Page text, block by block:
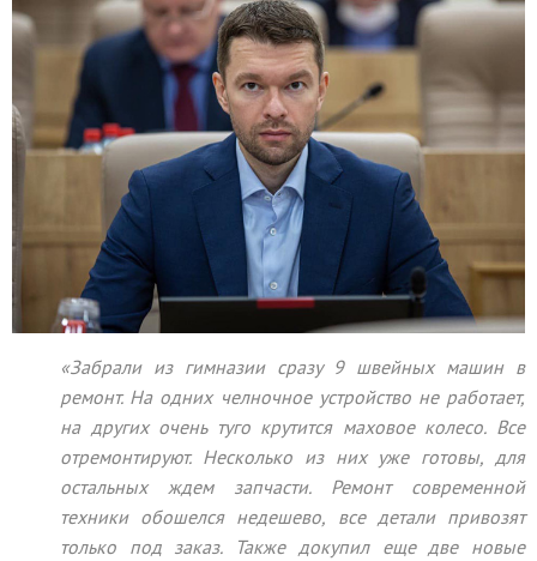
«Забрали из гимназии сразу 9 швейных машин в
ремонт. На одних челночное устройство не работает,
на других очень туго крутится маховое колесо. Все
отремонтируют. Несколько из них уже готовы, для
остальных ждем запчасти. Ремонт современной
техники обошелся недешево, все детали привозят
только под заказ. Также докупил еще две новые